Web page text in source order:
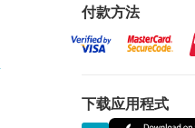
付款方法
下载应用程式